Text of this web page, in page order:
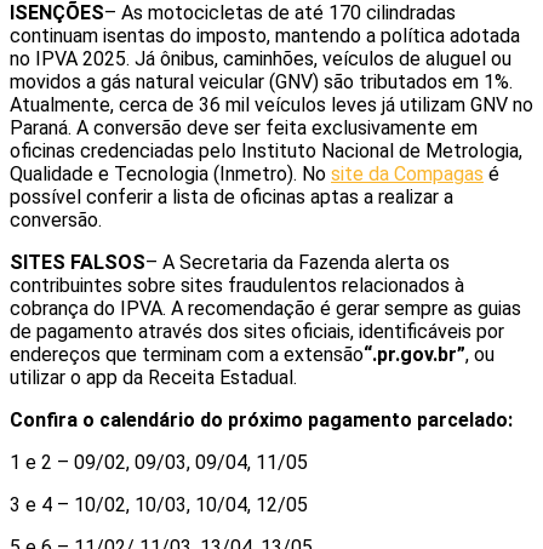
ISENÇÕES– As motocicletas de até 170 cilindradas
continuam isentas do imposto, mantendo a política adotada
no IPVA 2025. Já ônibus, caminhões, veículos de aluguel ou
movidos a gás natural veicular (GNV) são tributados em 1%.
Atualmente, cerca de 36 mil veículos leves já utilizam GNV no
Paraná. A conversão deve ser feita exclusivamente em
oficinas credenciadas pelo Instituto Nacional de Metrologia,
Qualidade e Tecnologia (Inmetro). No site da Compagas é
possível conferir a lista de oficinas aptas a realizar a
conversão.
SITES FALSOS– A Secretaria da Fazenda alerta os
contribuintes sobre sites fraudulentos relacionados à
cobrança do IPVA. A recomendação é gerar sempre as guias
de pagamento através dos sites oficiais, identificáveis por
endereços que terminam com a extensão“.pr.gov.br”, ou
utilizar o app da Receita Estadual.
Confira o calendário do próximo pagamento parcelado:
1 e 2 – 09/02, 09/03, 09/04, 11/05
3 e 4 – 10/02, 10/03, 10/04, 12/05